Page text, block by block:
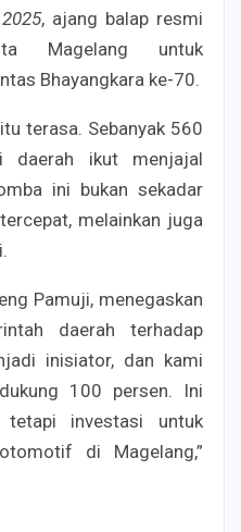
, ajang balap resmi
Magelang untuk
Bhayangkara ke-70.
terasa. Sebanyak 560
daerah ikut menjajal
ini bukan sekadar
melainkan juga
Pamuji, menegaskan
daerah terhadap
inisiator, dan kami
100 persen. Ini
tetapi investasi untuk
di Magelang,”